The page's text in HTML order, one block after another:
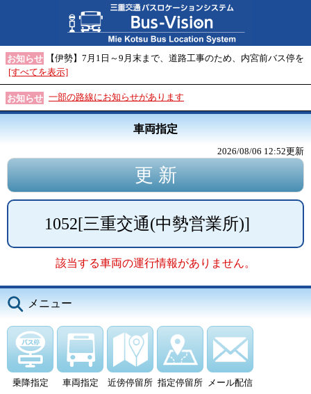
お知らせ
【伊勢】7月1日～9月末まで、道路工事のため、内宮前バス停を
[すべてを表示]
お知らせ 一部の路線にお知らせがあります
車両指定
2026/08/06 12:52更新
1052[三重交通(中勢営業所)]
該当する車両の運行情報がありません。
メニュー
乗降指定 車両指定 近傍停留所 指定停留所 メール配信